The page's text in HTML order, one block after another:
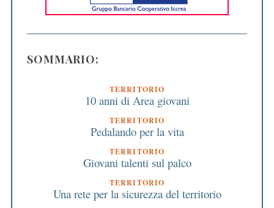
SOMMARIO:
TERRITORIO
10 anni di Area giovani
TERRITORIO
Pedalando per la vita
TERRITORIO
Giovani talenti sul palco
TERRITORIO
Una rete per la sicurezza del territorio